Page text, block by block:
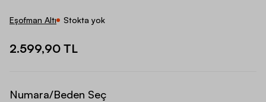
Eşofman Altı Stokta yok
2.599,90 TL
Numara/Beden Seç